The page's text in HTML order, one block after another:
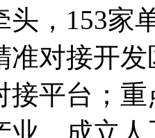
头，153家
对接开
接平台；
业，成立